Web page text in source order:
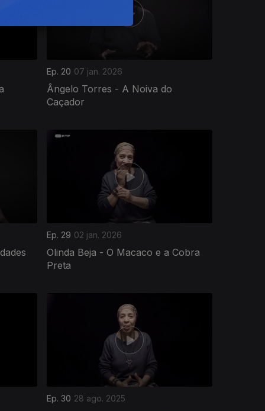
Ep. 20 07 jan. 2026
Ângelo Torres - A Noiva do
Caçador
Ep. 29 02 jan. 2026
Olinda Beja - O Macaco e a Cobra
Preta
Ep. 30 28 ago. 2025